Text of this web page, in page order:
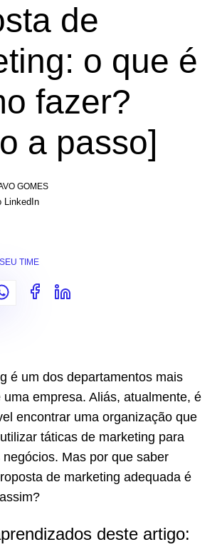
de
o que é
fazer?
a passo]
GOMES
LinkedIn
TIME
é um dos departamentos mais
empresa. Aliás, atualmente, é
encontrar uma organização que
táticas de marketing para
Mas por que saber
de marketing adequada é
deste artigo: